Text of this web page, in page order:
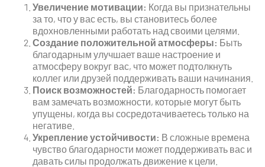
Увеличение мотивации: Когда вы признательны
за то, что у вас есть, вы становитесь более
вдохновленными работать над своими целями.
Создание положительной атмосферы: Быть
благодарным улучшает ваше настроение и
атмосферу вокруг вас, что может подтолкнуть
коллег или друзей поддерживать ваши начинания.
Поиск возможностей: Благодарность помогает
вам замечать возможности, которые могут быть
упущены, когда вы сосредотачиваетесь только на
негативе.
Укрепление устойчивости: В сложные времена
чувство благодарности может поддерживать вас и
давать силы продолжать движение к цели.